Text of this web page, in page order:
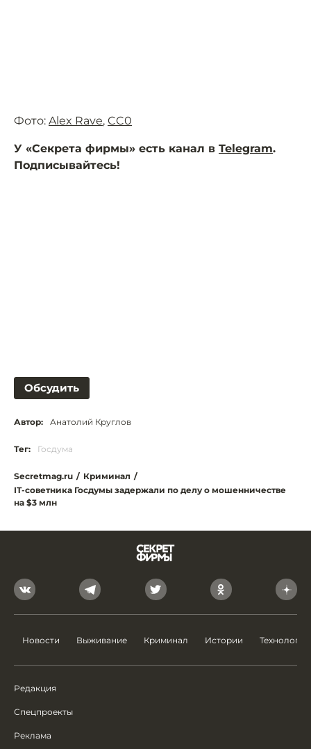
Фото: Alex Rave, CC0
У «Секрета фирмы» есть канал в Telegram.
Подписывайтесь!
Обсудить
Автор: Анатолий Круглов
Тег: Госдума
Secretmag.ru / Криминал /
IT-советника Госдумы задержали по делу о мошенничестве
на $3 млн
Новости Выживание Криминал Истории Технологии
Редакция
Спецпроекты
Реклама